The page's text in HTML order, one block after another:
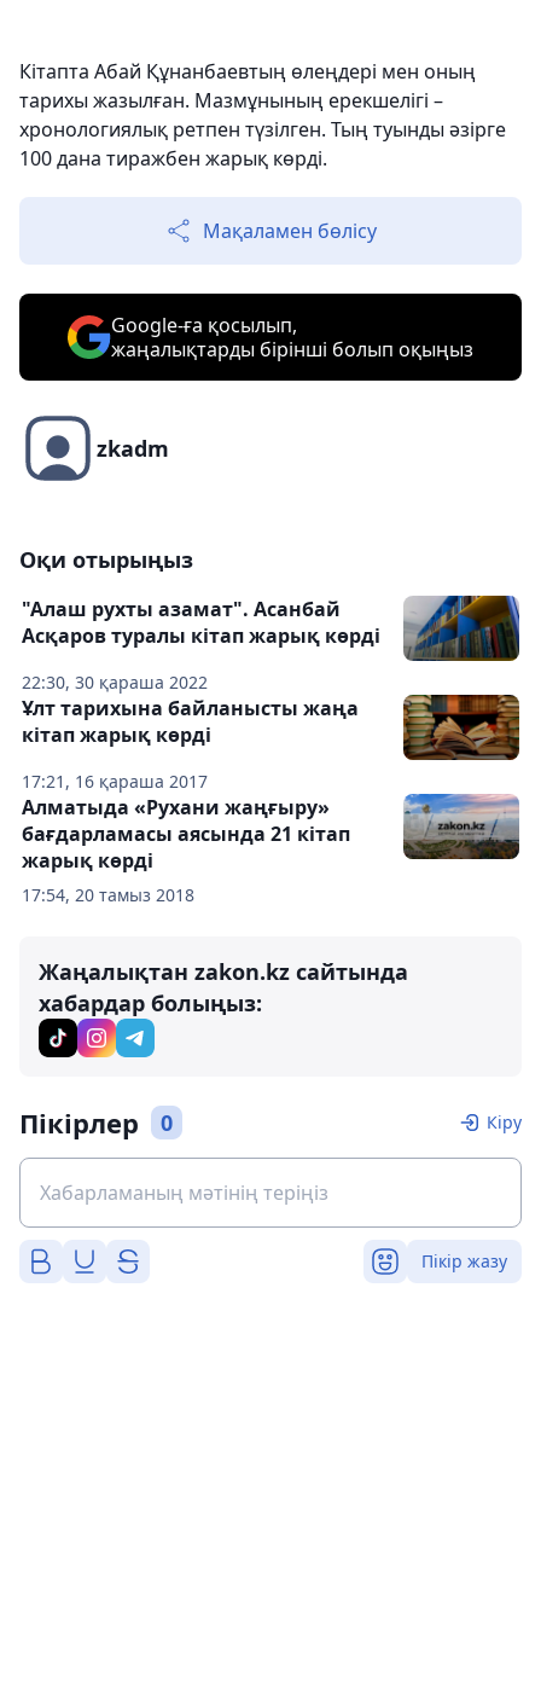
Кітапта Абай Құнанбаевтың өлеңдері мен оның
тарихы жазылған. Мазмұнының ерекшелігі –
хронологиялық ретпен түзілген. Тың туынды әзірге
100 дана тиражбен жарық көрді.
Мақаламен бөлісу
Google-ға қосылып,
жаңалықтарды бірінші болып оқыңыз
zkadm
Оқи отырыңыз
22:30, 30 қараша 2022
"Алаш рухты азамат". Асанбай
Асқаров туралы кітап жарық көрді
17:21, 16 қараша 2017
Ұлт тарихына байланысты жаңа
кітап жарық көрді
17:54, 20 тамыз 2018
Алматыда «Рухани жаңғыру»
бағдарламасы аясында 21 кітап
жарық көрді
Жаңалықтан zakon.kz сайтында
хабардар болыңыз:
Пікірлер 0 Кіру
Пікір жазу